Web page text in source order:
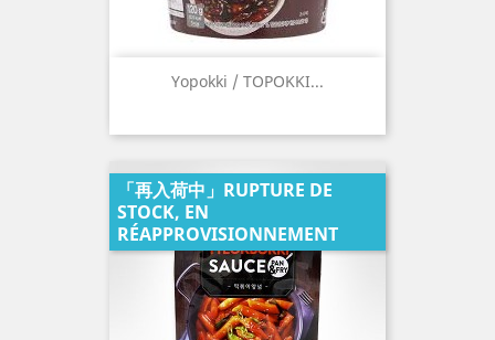
Yopokki / TOPOKKI...
「再入荷中」RUPTURE DE
STOCK, EN
RÉAPPROVISIONNEMENT